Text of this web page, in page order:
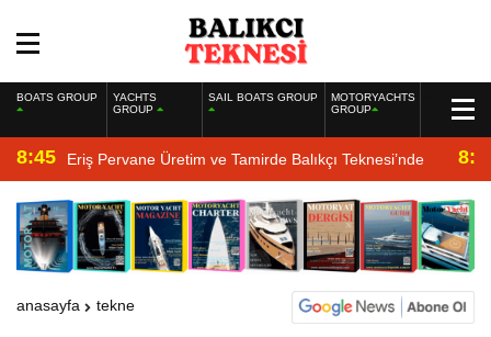
BOATS GROUP
YACHTS
GROUP
SAIL BOATS GROUP
MOTORYACHTS
GROUP
8:45 Eriş Pervane Üretim ve Tamirde Balıkçı Teknesi’nde
anasayfa tekne